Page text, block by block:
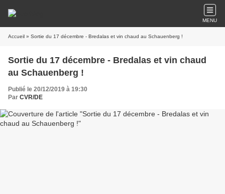
MENU
Accueil » Sortie du 17 décembre - Bredalas et vin chaud au Schauenberg !
Sortie du 17 décembre - Bredalas et vin chaud
au Schauenberg !
Publié le 20/12/2019 à 19:30
Par CVR/DE